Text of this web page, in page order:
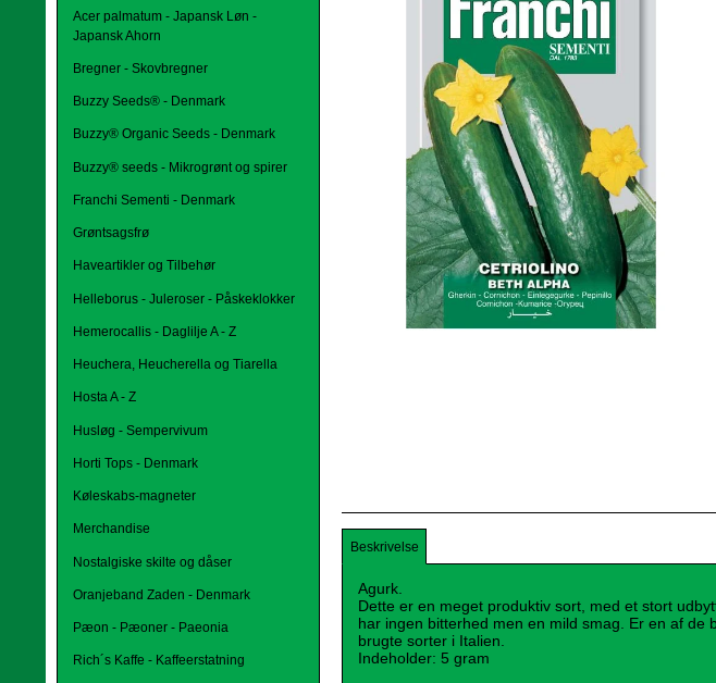
Acer palmatum - Japansk Løn -
Japansk Ahorn
Bregner - Skovbregner
Buzzy Seeds® - Denmark
Buzzy® Organic Seeds - Denmark
Buzzy® seeds - Mikrogrønt og spirer
Franchi Sementi - Denmark
Grøntsagsfrø
Haveartikler og Tilbehør
Helleborus - Juleroser - Påskeklokker
Hemerocallis - Daglilje A - Z
Heuchera, Heucherella og Tiarella
Hosta A - Z
Husløg - Sempervivum
Horti Tops - Denmark
Køleskabs-magneter
Merchandise
Nostalgiske skilte og dåser
Oranjeband Zaden - Denmark
Pæon - Pæoner - Paeonia
Rich´s Kaffe - Kaffeerstatning
Beskrivelse
Agurk.
Dette er en meget produktiv sort, med et stort
har ingen bitterhed men en mild smag. Er en af de
brugte sorter i Italien.
Indeholder: 5 gram